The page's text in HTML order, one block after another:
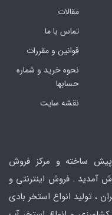
مقالات
تماس با ما
قوانین و مقررات
نحوه خرید و شماره
حسابها
نقشه سایت
ساخته و مرکز فروش
. فروش اینترنتی و
، تولید انواع استخر بادی